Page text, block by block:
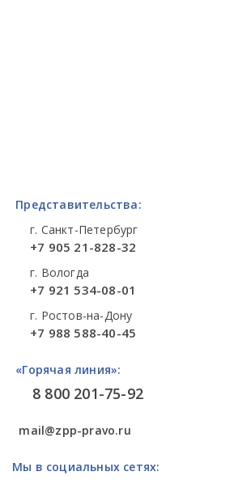
Представительства:
г. Санкт-Петербург
+7 905 21-828-32
г. Вологда
+7 921 534-08-01
г. Ростов-на-Дону
+7 988 588-40-45
«Горячая линия»:
8 800 201-75-92
mail@zpp-pravo.ru
Мы в социальных сетях: